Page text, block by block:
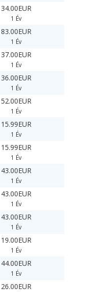
34.00EUR
1 Év
83.00EUR
1 Év
37.00EUR
1 Év
36.00EUR
1 Év
52.00EUR
1 Év
15.99EUR
1 Év
15.99EUR
1 Év
43.00EUR
1 Év
43.00EUR
1 Év
43.00EUR
1 Év
19.00EUR
1 Év
44.00EUR
1 Év
26.00EUR